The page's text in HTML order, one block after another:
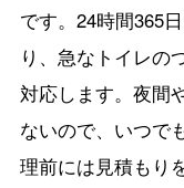
です。24時間365
り、急なトイレの
対応します。夜間
ないので、いつで
理前には見積もり